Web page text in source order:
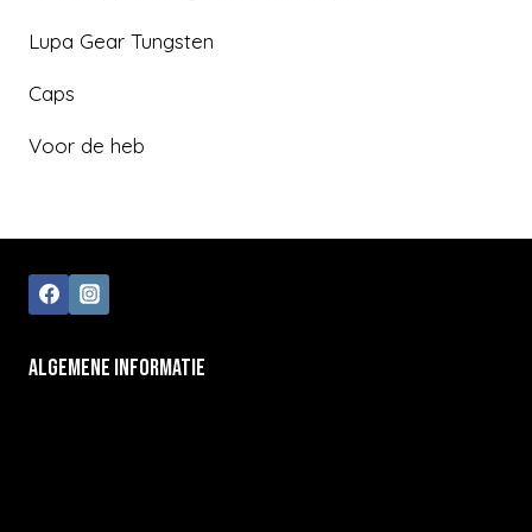
Lupa Gear Tungsten
Caps
Voor de heb
ALGEMENE INFORMATIE